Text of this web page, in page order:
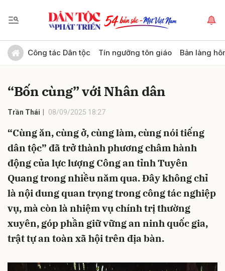
Công tác Dân tộc Tín ngưỡng tôn giáo Bản làng
“Bốn cùng” với Nhân dân
Trần Thái 08/09/2025 18:27
“Cùng ăn, cùng ở, cùng làm, cùng nói tiếng
dân tộc” đã trở thành phương châm hành
động của lực lượng Công an tỉnh Tuyên
Quang trong nhiều năm qua. Đây không chỉ
là nội dung quan trọng trong công tác nghiệp
vụ, mà còn là nhiệm vụ chính trị thường
xuyên, góp phần giữ vững an ninh quốc gia,
trật tự an toàn xã hội trên địa bàn.
Gửi bình luận
Hủy Gửi